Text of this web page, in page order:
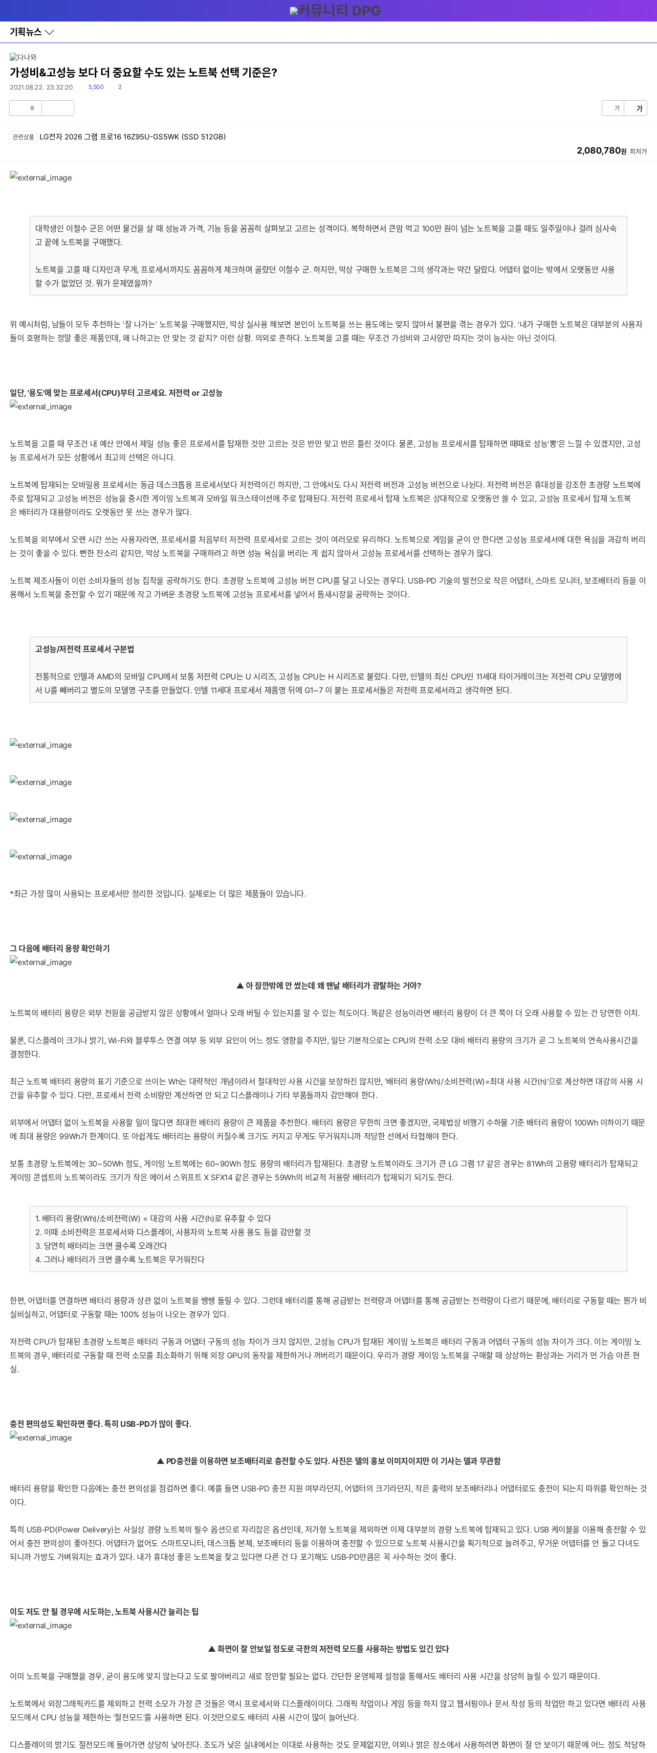
와
홈
기획뉴스
바
로
레
이
어
토
가성비&고성능 보다 더 중요할 수도 있는 노트북 선택 기준은?
2021.08.22. 23:32:20
읽
5,500
댓
2
9 가 가
관련상품 LG전자 2026 그램 프로16 16Z95U-GS5WK (SSD 512GB)
2,080,780원 최저가
대학생인 이철수 군은 어떤 물건을 살 때 성능과 가격, 기능 등을 꼼꼼히 살펴보고 고르는 성격이다. 복학하면서 큰맘 먹고 100만 원이 넘는 노트북을 고를 때도 일주일이나 걸려 심사숙
고 끝에 노트북을 구매했다.
노트북을 고를 때 디자인과 무게, 프로세서까지도 꼼꼼하게 체크하며 골랐던 이철수 군. 하지만, 막상 구매한 노트북은 그의 생각과는 약간 달랐다. 어댑터 없이는 밖에서 오랫동안 사용
할 수가 없었던 것. 뭐가 문제였을까?
위 예시처럼, 남들이 모두 추천하는 '잘 나가는' 노트북을 구매했지만, 막상 실사용 해보면 본인이 노트북을 쓰는 용도에는 맞지 않아서 불편을 겪는 경우가 있다. '내가 구매한 노트북은 대부분의 사용자
들이 호평하는 정말 좋은 제품인데, 왜 나하고는 안 맞는 것 같지?' 이런 상황. 의외로 흔하다. 노트북을 고를 때는 무조건 가성비와 고사양만 따지는 것이 능사는 아닌 것이다.
일단, '용도'에 맞는 프로세서(CPU)부터 고르세요. 저전력 or 고성능
노트북을 고를 때 무조건 내 예산 안에서 제일 성능 좋은 프로세서를 탑재한 것만 고르는 것은 반만 맞고 반은 틀린 것이다. 물론, 고성능 프로세서를 탑재하면 때때로 성능'뽕'은 느낄 수 있겠지만, 고성
능 프로세서가 모든 상황에서 최고의 선택은 아니다.
노트북에 탑재되는 모바일용 프로세서는 동급 데스크톱용 프로세서보다 저전력이긴 하지만, 그 안에서도 다시 저전력 버전과 고성능 버전으로 나뉜다. 저전력 버전은 휴대성을 강조한 초경량 노트북에
주로 탑재되고 고성능 버전은 성능을 중시한 게이밍 노트북과 모바일 워크스테이션에 주로 탑재된다. 저전력 프로세서 탑재 노트북은 상대적으로 오랫동안 쓸 수 있고, 고성능 프로세서 탑재 노트북
은 배터리가 대용량이라도 오랫동안 못 쓰는 경우가 많다.
노트북을 외부에서 오랜 시간 쓰는 사용자라면, 프로세서를 처음부터 저전력 프로세서로 고르는 것이 여러모로 유리하다. 노트북으로 게임을 굳이 안 한다면 고성능 프로세서에 대한 욕심을 과감히 버리
는 것이 좋을 수 있다. 뻔한 잔소리 같지만, 막상 노트북을 구매하려고 하면 성능 욕심을 버리는 게 쉽지 않아서 고성능 프로세서를 선택하는 경우가 많다.
노트북 제조사들이 이런 소비자들의 성능 집착을 공략하기도 한다. 초경량 노트북에 고성능 버전 CPU를 달고 나오는 경우다. USB-PD 기술의 발전으로 작은 어댑터, 스마트 모니터, 보조배터리 등을 이
용해서 노트북을 충전할 수 있기 때문에 작고 가벼운 초경량 노트북에 고성능 프로세서를 넣어서 틈새시장을 공략하는 것이다.
고성능/저전력 프로세서 구분법
전통적으로 인텔과 AMD의 모바일 CPU에서 보통 저전력 CPU는 U 시리즈, 고성능 CPU는 H 시리즈로 불렀다. 다만, 인텔의 최신 CPU인 11세대 타이거레이크는 저전력 CPU 모델명에
서 U를 빼버리고 별도의 모델명 구조를 만들었다. 인텔 11세대 프로세서 제품명 뒤에 G1~7 이 붙는 프로세서들은 저전력 프로세서라고 생각하면 된다.
*최근 가장 많이 사용되는 프로세서만 정리한 것입니다. 실제로는 더 많은 제품들이 있습니다.
그 다음에 배터리 용량 확인하기
▲ 아잠깐밖에 안 썼는데 왜 맨날 배터리가 광탈하는 거야?
노트북의 배터리 용량은 외부 전원을 공급받지 않은 상황에서 얼마나 오래 버틸 수 있는지를 알 수 있는 척도이다. 똑같은 성능이라면 배터리 용량이 더 큰 쪽이 더 오래 사용할 수 있는 건 당연한 이치.
물론, 디스플레이 크기나 밝기, Wi-Fi와 블루투스 연결 여부 등 외부 요인이 어느 정도 영향을 주지만, 일단 기본적으로는 CPU의 전력 소모 대비 배터리 용량의 크기가 곧 그 노트북의 연속사용시간을
결정한다.
최근 노트북 배터리 용량의 표기 기준으로 쓰이는 Wh는 대략적인 개념이라서 절대적인 사용 시간을 보장하진 않지만, ‘배터리 용량(Wh)/소비전력(W)=최대 사용 시간(h)’으로 계산하면 대강의 사용 시
간을 유추할 수 있다. 다만, 프로세서 전력 소비량만 계산하면 안 되고 디스플레이나 기타 부품들까지 감안해야 한다.
외부에서 어댑터 없이 노트북을 사용할 일이 많다면 최대한 배터리 용량이 큰 제품을 추천한다. 배터리 용량은 무한히 크면 좋겠지만, 국제법상 비행기 수하물 기준 배터리 용량이 100Wh 이하이기 때문
에 최대 용량은 99Wh가 한계이다. 또 아쉽게도 배터리는 용량이 커질수록 크기도 커지고 무게도 무거워지니까 적당한 선에서 타협해야 한다.
보통 초경량 노트북에는 30~50Wh 정도, 게이밍 노트북에는 60~90Wh 정도 용량의 배터리가 탑재된다. 초경량 노트북이라도 크기가 큰 LG 그램 17 같은 경우는 81Wh의 고용량 배터리가 탑재되고
게이밍 콘셉트의 노트북이라도 크기가 작은 에이서 스위프트 X SFX14 같은 경우는 59Wh의 비교적 저용량 배터리가 탑재되기 되기도 한다.
1. 배터리 용량(Wh)/소비전력(W) = 대강의 사용 시간(h)로 유추할 수 있다
2. 이때 소비전력은 프로세서와 디스플레이, 사용자의 노트북 사용 용도 등을 감안할 것
3. 당연히 배터리는 크면 클수록 오래간다
4. 그러나 배터리가 크면 클수록 노트북은 무거워진다
한편, 어댑터를 연결하면 배터리 용량과 상관 없이 노트북을 쌩쌩 돌릴 수 있다. 그런데 배터리를 통해 공급받는 전력량과 어댑터를 통해 공급받는 전력량이 다르기 때문에, 배터리로 구동할 때는 뭔가 비
실비실하고, 어댑터로 구동할 때는 100% 성능이 나오는 경우가 있다.
저전력 CPU가 탑재된 초경량 노트북은 배터리 구동과 어댑터 구동의 성능 차이가 크지 않지만, 고성능 CPU가 탑재된 게이밍 노트북은 배터리 구동과 어댑터 구동의 성능 차이가 크다. 이는 게이밍 노
트북의 경우, 배터리로 구동할 때 전력 소모를 최소화하기 위해 외장 GPU의 동작을 제한하거나 꺼버리기 때문이다. 우리가 경량 게이밍 노트북을 구매할 때 상상하는 환상과는 거리가 먼 가슴 아픈 현
실.
충전 편의성도 확인하면 좋다. 특히 USB-PD가 많이 좋다.
▲ PD충전을 이용하면 보조배터리로 충전할 수도 있다. 사진은 델의 홍보 이미지이지만 이 기사는 델과 무관함
배터리 용량을 확인한 다음에는 충전 편의성을 점검하면 좋다. 예를 들면 USB-PD 충전 지원 여부라던지, 어댑터의 크기라던지, 작은 출력의 보조배터리나 어댑터로도 충전이 되는지 따위를 확인하는 것
이다.
특히 USB-PD(Power Delivery)는 사실상 경량 노트북의 필수 옵션으로 자리잡은 옵션인데, 저가형 노트북을 제외하면 이제 대부분의 경량 노트북에 탑재되고 있다. USB 케이블을 이용해 충전할 수 있
어서 충전 편의성이 좋아진다. 어댑터가 없어도 스마트모니터, 데스크톱 본체, 보조배터리 등을 이용하여 충전할 수 있으므로 노트북 사용시간을 획기적으로 늘려주고, 무거운 어댑터를 안 들고 다녀도
되니까 가방도 가벼워지는 효과가 있다. 내가 휴대성 좋은 노트북을 찾고 있다면 다른 건 다 포기해도 USB-PD만큼은 꼭 사수하는 것이 좋다.
이도 저도 안 될 경우에 시도하는, 노트북 사용시간 늘리는 팁
▲ 화면이 잘 안보일 정도로 극한의 저전력 모드를 사용하는 방법도 있긴 있다
이미 노트북을 구매했을 경우, 굳이 용도에 맞지 않는다고 도로 팔아버리고 새로 장만할 필요는 없다. 간단한 운영체제 설정을 통해서도 배터리 사용 시간을 상당히 늘릴 수 있기 때문이다.
노트북에서 외장그래픽카드를 제외하고 전력 소모가 가장 큰 것들은 역시 프로세서와 디스플레이이다. 그래픽 작업이나 게임 등을 하지 않고 웹서핑이나 문서 작성 등의 작업만 하고 있다면 배터리 사용
모드에서 CPU 성능을 제한하는 ‘절전모드’를 사용하면 된다. 이것만으로도 배터리 사용 시간이 많이 늘어난다.
디스플레이의 밝기도 절전모드에 들어가면 상당히 낮아진다. 조도가 낮은 실내에서는 이대로 사용하는 것도 문제없지만, 야외나 밝은 장소에서 사용하려면 화면이 잘 안 보이기 때문에 어느 정도 적당하